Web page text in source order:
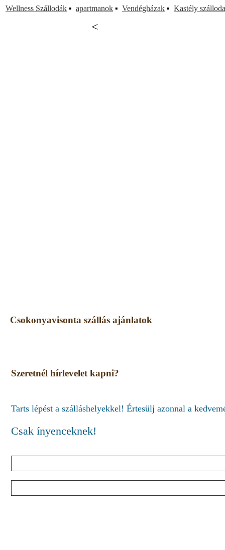
<
Wellness Szállodák ▪ apartmanok ▪ Vendégházak ▪ Kastély szálloda
Csokonyavisonta szállás ajánlatok
Szeretnél hírlevelet kapni?
Tarts lépést a szálláshelyekkel! Értesülj azonnal a
Csak ínyenceknek!